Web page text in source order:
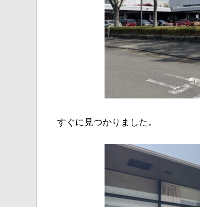
すぐに見つかりました。